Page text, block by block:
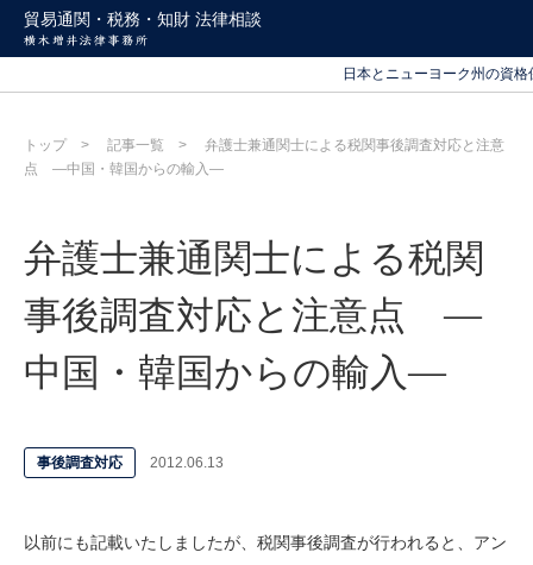
貿易通関・税務・知財 法律相談
北海道から沖縄まで
トップ
記事一覧
弁護士兼通関士による税関事後調査対応と注意
点 ―中国・韓国からの輸入―
弁護士兼通関士による税関
事後調査対応と注意点 ―
中国・韓国からの輸入―
事後調査対応 2012.06.13
以前にも記載いたしましたが、税関事後調査が行われると、アン